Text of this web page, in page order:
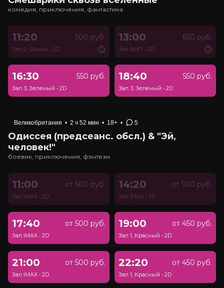
комедия, приключения, фантастика
11:20 500 руб.
Зал 2, Синий • 2D
13:00 650 руб.
Зал ВИП • 2D
16:30 550 руб.
Зал 3, Зеленый • 2D
18:40 550 руб.
Зал 3, Зеленый • 2D
Великобритания • 2 ч 52 мин • 18+ • 5
Одиссея (предсеанс. обсл.) & "Эй,
человек!"
боевик, приключения, фэнтези
11:00 от 500 руб.
Зал IMAX • 2D
14:20 от 500 руб.
Зал IMAX • 2D
17:40 от 500 руб.
Зал IMAX • 2D
19:00 от 450 руб.
Зал 1, Красный • 2D
21:00 от 500 руб.
Зал IMAX • 2D
22:20 от 450 руб.
Зал 1, Красный • 2D